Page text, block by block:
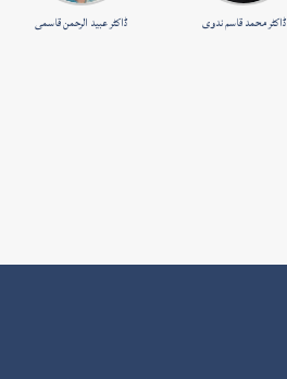
ڈاکٹر محمد قاسم ندوی ڈاکٹر عبید الرحمن قاسمی